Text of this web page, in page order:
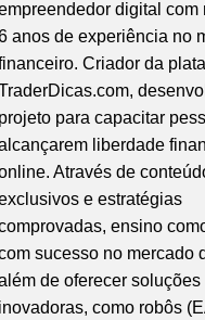
digital com
anos de experiência no
Criador da
projeto para capacitar
liberdade
Através de
e estratégias
ensino
sucesso no mercado
de oferecer soluções
inovadoras, como robôs